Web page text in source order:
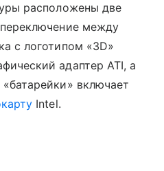
расположены две
между
с логотипом «3D»
адаптер ATI, а
включает
Intel.